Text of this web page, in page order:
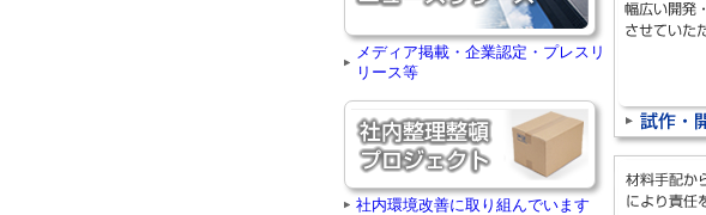
メディア掲載・企業認定・プレスリ
リース等
社内環境改善に取り組んでいます